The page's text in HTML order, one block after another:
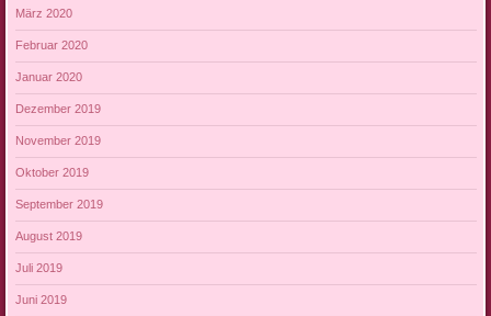
März 2020
Februar 2020
Januar 2020
Dezember 2019
November 2019
Oktober 2019
September 2019
August 2019
Juli 2019
Juni 2019